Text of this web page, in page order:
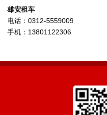
雄安租车
电话：0312-5559009
手机：13801122306